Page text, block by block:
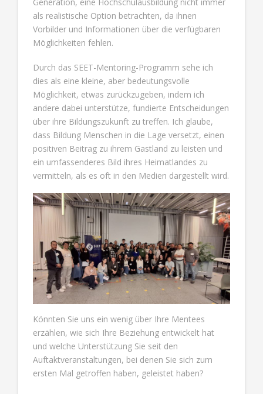
als realistische Option betrachten, da ihnen
Vorbilder und Informationen über die verfügbaren
Möglichkeiten fehlen.
Durch das SEET-Mentoring-Programm sehe ich
dies als eine kleine, aber bedeutungsvolle
Möglichkeit, etwas zurückzugeben, indem ich
andere dabei unterstütze, fundierte Entscheidungen
über ihre Bildungszukunft zu treffen. Ich glaube,
dass Bildung Menschen in die Lage versetzt, einen
positiven Beitrag zu ihrem Gastland zu leisten und
ein umfassenderes Bild ihres Heimatlandes zu
vermitteln, als es oft in den Medien dargestellt wird.
Könnten Sie uns ein wenig über Ihre Mentees
erzählen, wie sich Ihre Beziehung entwickelt hat
und welche Unterstützung Sie seit den
Auftaktveranstaltungen, bei denen Sie sich zum
ersten Mal getroffen haben, geleistet haben?